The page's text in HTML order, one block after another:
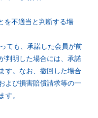
を不適当と判断する場
ても、承諾した会員が前
判明した場合には、承諾
す。なお、撤回した場合
よび損害賠償請求等の一
す。